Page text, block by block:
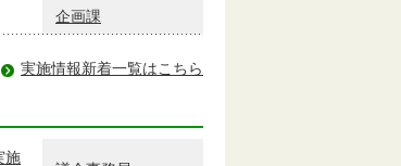
企画課
実施情報新着一覧はこちら
施